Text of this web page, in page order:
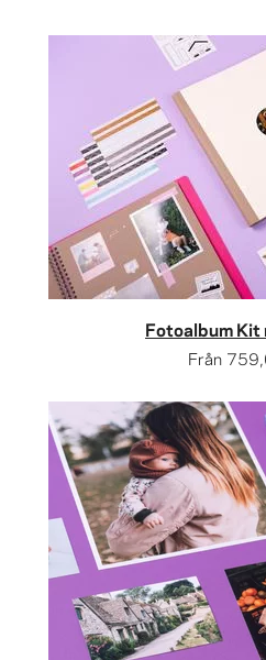
Fotoalbum
Från